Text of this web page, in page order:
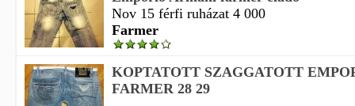
Nov 15 férfi ruházat 4 000
Farmer
KOPTATOTT SZAGGATOTT
FARMER 28 29